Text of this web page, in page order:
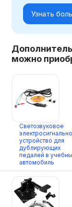
Узнать
можно
Светозвуковое
устройство для
дублирующих
педалей в
автомобиль